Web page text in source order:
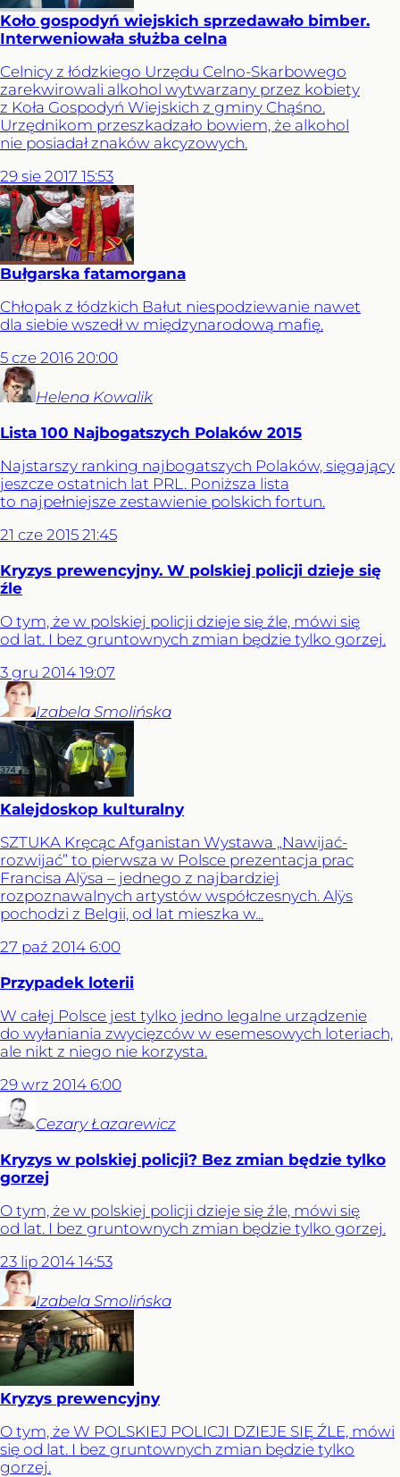
Koło gospodyń wiejskich sprzedawało bimber.
Interweniowała służba celna
Celnicy z łódzkiego Urzędu Celno-Skarbowego
zarekwirowali alkohol wytwarzany przez kobiety
z Koła Gospodyń Wiejskich z gminy Chąśno.
Urzędnikom przeszkadzało bowiem, że alkohol
nie posiadał znaków akcyzowych.
29 sie 2017 15:53
Bułgarska fatamorgana
Chłopak z łódzkich Bałut niespodziewanie nawet
dla siebie wszedł w międzynarodową mafię.
5 cze 2016 20:00
Helena Kowalik
Lista 100 Najbogatszych Polaków 2015
Najstarszy ranking najbogatszych Polaków, sięgający
jeszcze ostatnich lat PRL. Poniższa lista
to najpełniejsze zestawienie polskich fortun.
21 cze 2015 21:45
Kryzys prewencyjny. W polskiej policji dzieje się
źle
O tym, że w polskiej policji dzieje się źle, mówi się
od lat. I bez gruntownych zmian będzie tylko gorzej.
3 gru 2014 19:07
Izabela Smolińska
Kalejdoskop kulturalny
SZTUKA Kręcąc Afganistan Wystawa „Nawijać-
rozwijać” to pierwsza w Polsce prezentacja prac
Francisa Alÿsa – jednego z najbardziej
rozpoznawalnych artystów współczesnych. Alÿs
pochodzi z Belgii, od lat mieszka w...
27 paź 2014 6:00
Przypadek loterii
W całej Polsce jest tylko jedno legalne urządzenie
do wyłaniania zwycięzców w esemesowych loteriach,
ale nikt z niego nie korzysta.
29 wrz 2014 6:00
Cezary Łazarewicz
Kryzys w polskiej policji? Bez zmian będzie tylko
gorzej
O tym, że w polskiej policji dzieje się źle, mówi się
od lat. I bez gruntownych zmian będzie tylko gorzej.
23 lip 2014 14:53
Izabela Smolińska
Kryzys prewencyjny
O tym, że W POLSKIEJ POLICJI DZIEJE SIĘ ŹLE, mówi
się od lat. I bez gruntownych zmian będzie tylko
gorzej.